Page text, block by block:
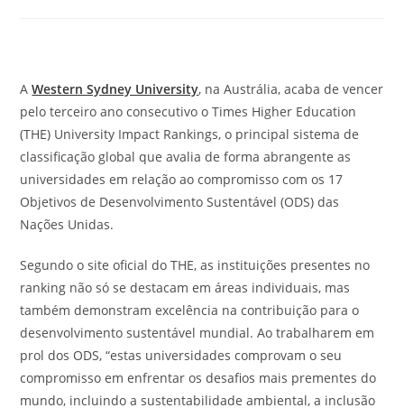
AWestern Sydney University, na Austrália, acaba de vencer
pelo terceiro ano consecutivo o Times Higher Education
(THE) University Impact Rankings, o principal sistema de
classificação global que avalia de forma abrangente as
universidades em relação ao compromisso com os 17
Objetivos de Desenvolvimento Sustentável (ODS) das
Nações Unidas.
Segundo o site oficial do THE, as instituições presentes no
ranking não só se destacam em áreas individuais, mas
também demonstram excelência na contribuição para o
desenvolvimento sustentável mundial. Ao trabalharem em
prol dos ODS, “estas universidades comprovam o seu
compromisso em enfrentar os desafios mais prementes do
mundo, incluindo a sustentabilidade ambiental, a inclusão